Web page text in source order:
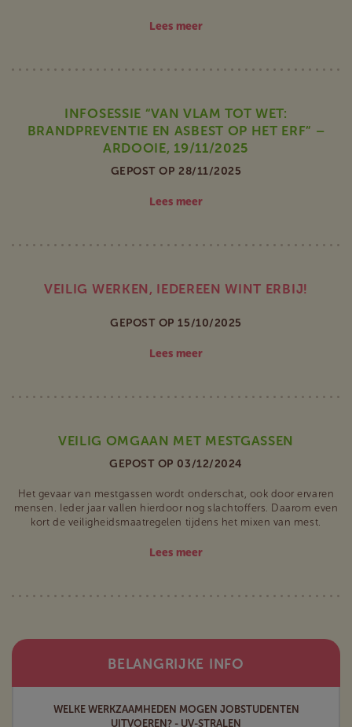
Lees meer
INFOSESSIE “VAN VLAM TOT WET:
BRANDPREVENTIE EN ASBEST OP HET ERF” –
ARDOOIE, 19/11/2025
GEPOST OP 28/11/2025
Lees meer
VEILIG WERKEN, IEDEREEN WINT ERBIJ!
GEPOST OP 15/10/2025
Lees meer
VEILIG OMGAAN MET MESTGASSEN
GEPOST OP 03/12/2024
Het gevaar van mestgassen wordt onderschat, ook door ervaren
mensen. Ieder jaar vallen hierdoor nog slachtoffers. Daarom even
kort de veiligheidsmaatregelen tijdens het mixen van mest.
Lees meer
BELANGRIJKE INFO
WELKE WERKZAAMHEDEN MOGEN JOBSTUDENTEN
UITVOEREN? - UV-STRALEN